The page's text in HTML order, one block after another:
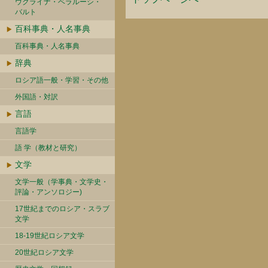
ウクライナ・ベラルーシ・
バルト
百科事典・人名事典
百科事典・人名事典
辞典
ロシア語一般・学習・その他
外国語・対訳
言語
言語学
語 学（教材と研究）
文学
文学一般（学事典・文学史・
評論・アンソロジー)
17世紀までのロシア・スラブ
文学
18-19世紀ロシア文学
20世紀ロシア文学